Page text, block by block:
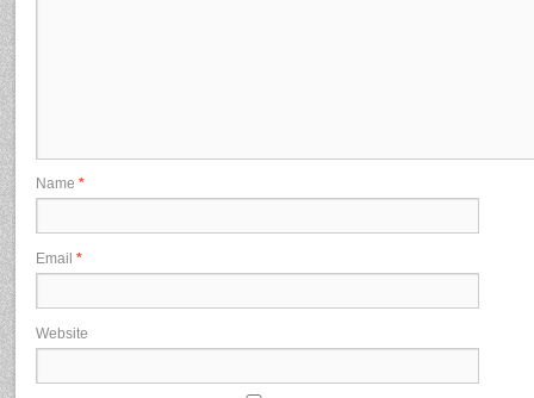
Name *
Email *
Website